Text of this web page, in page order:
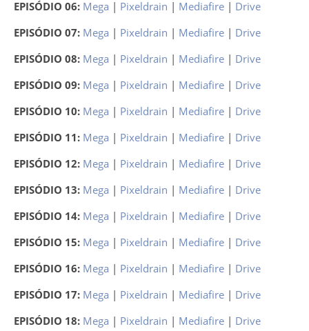
EPISÓDIO 06: Mega | Pixeldrain | Mediafire | Drive
EPISÓDIO 07: Mega | Pixeldrain | Mediafire | Drive
EPISÓDIO 08: Mega | Pixeldrain | Mediafire | Drive
EPISÓDIO 09: Mega | Pixeldrain | Mediafire | Drive
EPISÓDIO 10: Mega | Pixeldrain | Mediafire | Drive
EPISÓDIO 11: Mega | Pixeldrain | Mediafire | Drive
EPISÓDIO 12: Mega | Pixeldrain | Mediafire | Drive
EPISÓDIO 13: Mega | Pixeldrain | Mediafire | Drive
EPISÓDIO 14: Mega | Pixeldrain | Mediafire | Drive
EPISÓDIO 15: Mega | Pixeldrain | Mediafire | Drive
EPISÓDIO 16: Mega | Pixeldrain | Mediafire | Drive
EPISÓDIO 17: Mega | Pixeldrain | Mediafire | Drive
EPISÓDIO 18: Mega | Pixeldrain | Mediafire | Drive